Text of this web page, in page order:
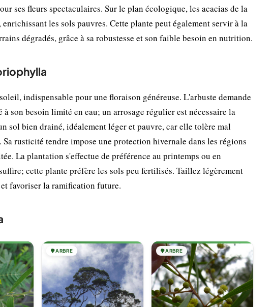
ses fleurs spectaculaires. Sur le plan écologique, les acacias de la
les sols pauvres. Cette plante peut également servir à la
dégradés, grâce à sa robustesse et son faible besoin en nutrition.
indispensable pour une floraison généreuse. L'arbuste demande
son besoin limité en eau; un arrosage régulier est nécessaire la
sol bien drainé, idéalement léger et pauvre, car elle tolère mal
rusticité tendre impose une protection hivernale dans les régions
La plantation s'effectue de préférence au printemps ou en
cette plante préfère les sols peu fertilisés. Taillez légèrement
favoriser la ramification future.
🌳ARBRE 🌳ARBRE